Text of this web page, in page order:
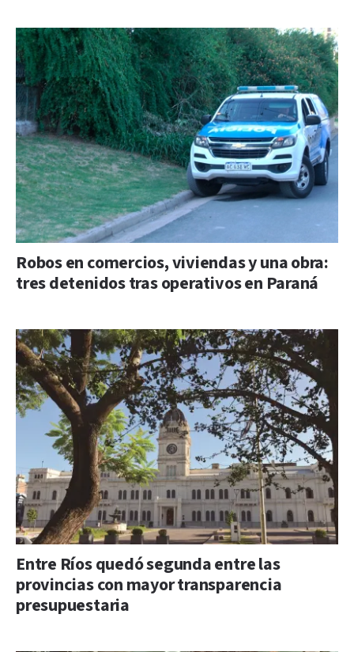
Robos en comercios, viviendas y una obra:
tres detenidos tras operativos en Paraná
Entre Ríos quedó segunda entre las
provincias con mayor transparencia
presupuestaria